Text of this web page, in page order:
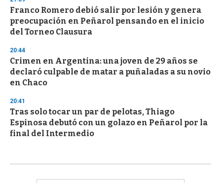
Franco Romero debió salir por lesión y genera
preocupación en Peñarol pensando en el inicio
del Torneo Clausura
20:44
Crimen en Argentina: una joven de 29 años se
declaró culpable de matar a puñaladas a su novio
en Chaco
20:41
Tras solo tocar un par de pelotas, Thiago
Espinosa debutó con un golazo en Peñarol por la
final del Intermedio